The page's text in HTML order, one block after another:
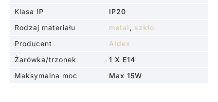
Klasa IP
IP20
Rodzaj materiału
metal , szkło
Producent
Aldex
Żarówka/trzonek
1 X E14
Maksymalna moc
Max 15W